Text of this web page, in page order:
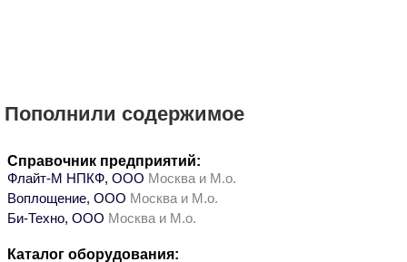
Пополнили содержимое
Справочник предприятий:
Флайт-М НПКФ, ООО Москва и М.о.
Воплощение, ООО Москва и М.о.
Би-Техно, ООО Москва и М.о.
Каталог оборудования: